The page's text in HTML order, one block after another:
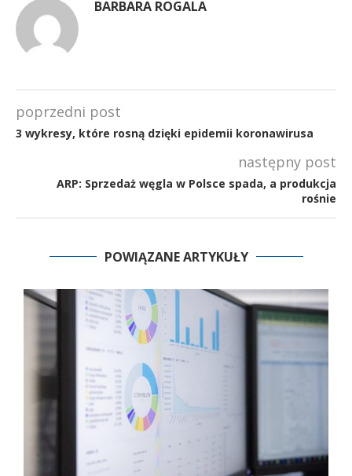
BARBARA ROGALA
poprzedni post
3 wykresy, które rosną dzięki epidemii koronawirusa
następny post
ARP: Sprzedaż węgla w Polsce spada, a produkcja
rośnie
POWIĄZANE ARTYKUŁY